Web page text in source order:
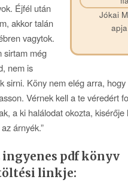
Jókai
Éjfél után
akkor talán
vagytok.
sirtam még
nem is
sirni. Köny nem elég arra,
Vérnek kell a te véredért
a ki halálodat okozta, kisérője
árnyék.”
ingyenes pdf könyv
linkje: